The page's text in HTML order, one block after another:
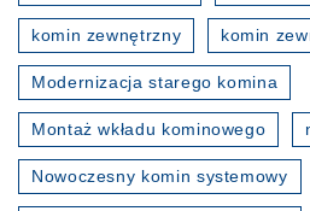
komin zewnętrzny komin
Modernizacja starego komina
Montaż wkładu kominowego
Nowoczesny komin systemowy